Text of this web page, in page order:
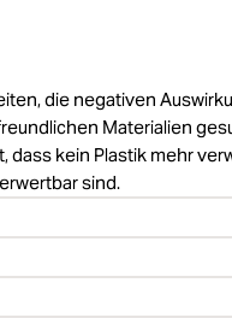
die negativen
Materialien
kein Plastik mehr
sind.